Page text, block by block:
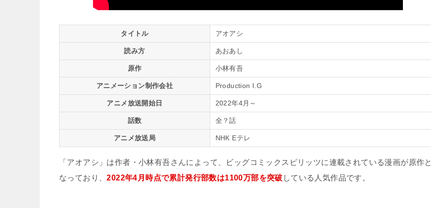
タイトル アオアシ
読み方 あおあし
原作 小林有吾
アニメーション制作会社 Production I.G
アニメ放送開始日 2022年4月～
話数 全？話
アニメ放送局 NHK Eテレ
「アオアシ」は作者・小林有吾さんによって、ビッグコミックスピリッツに連載されている漫画が原作と
なっており、2022年4月時点で累計発行部数は1100万部を突破 している人気作品です。